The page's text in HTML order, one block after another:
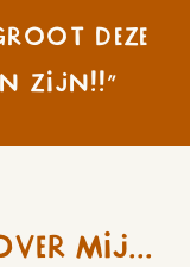
deze
zijn!!"
mij...